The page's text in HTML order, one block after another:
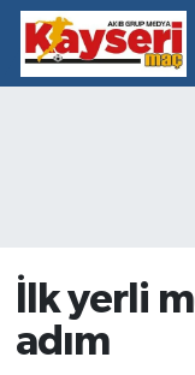
İlk yerli
adım
EĞİTİM
SİYASET
Nöbetçi
Süper Lig